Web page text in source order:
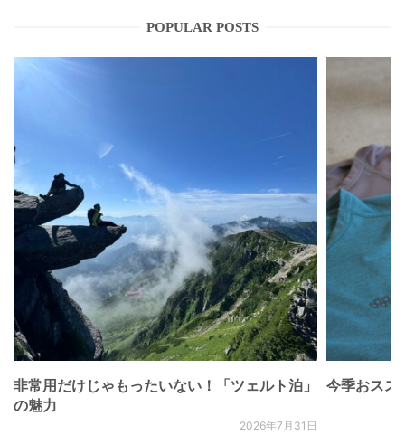
POPULAR POSTS
非常用だけじゃもったいない！「ツェルト泊」
の魅力
2026年7月31日
今季おスス